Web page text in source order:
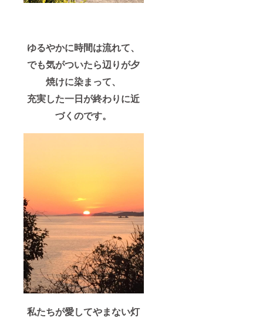
ゆるやかに時間は流れて、
でも気がついたら辺りが夕
焼けに染まって、
充実した一日が終わりに近
づくのです。
私たちが愛してやまない灯